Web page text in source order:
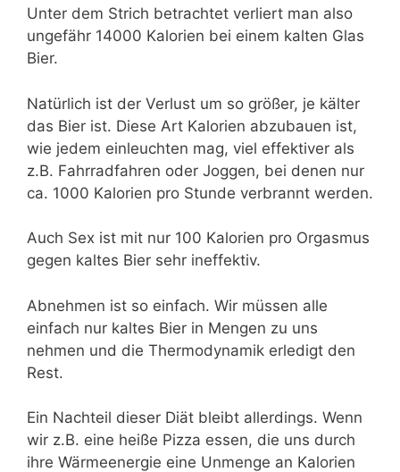
Unter dem Strich betrachtet verliert man also
ungefähr 14000 Kalorien bei einem kalten Glas
Bier.
Natürlich ist der Verlust um so größer, je kälter
das Bier ist. Diese Art Kalorien abzubauen ist,
wie jedem einleuchten mag, viel effektiver als
z.B. Fahrradfahren oder Joggen, bei denen nur
ca. 1000 Kalorien pro Stunde verbrannt werden.
Auch Sex ist mit nur 100 Kalorien pro Orgasmus
gegen kaltes Bier sehr ineffektiv.
Abnehmen ist so einfach. Wir müssen alle
einfach nur kaltes Bier in Mengen zu uns
nehmen und die Thermodynamik erledigt den
Rest.
Ein Nachteil dieser Diät bleibt allerdings. Wenn
wir z.B. eine heiße Pizza essen, die uns durch
ihre Wärmeenergie eine Unmenge an Kalorien